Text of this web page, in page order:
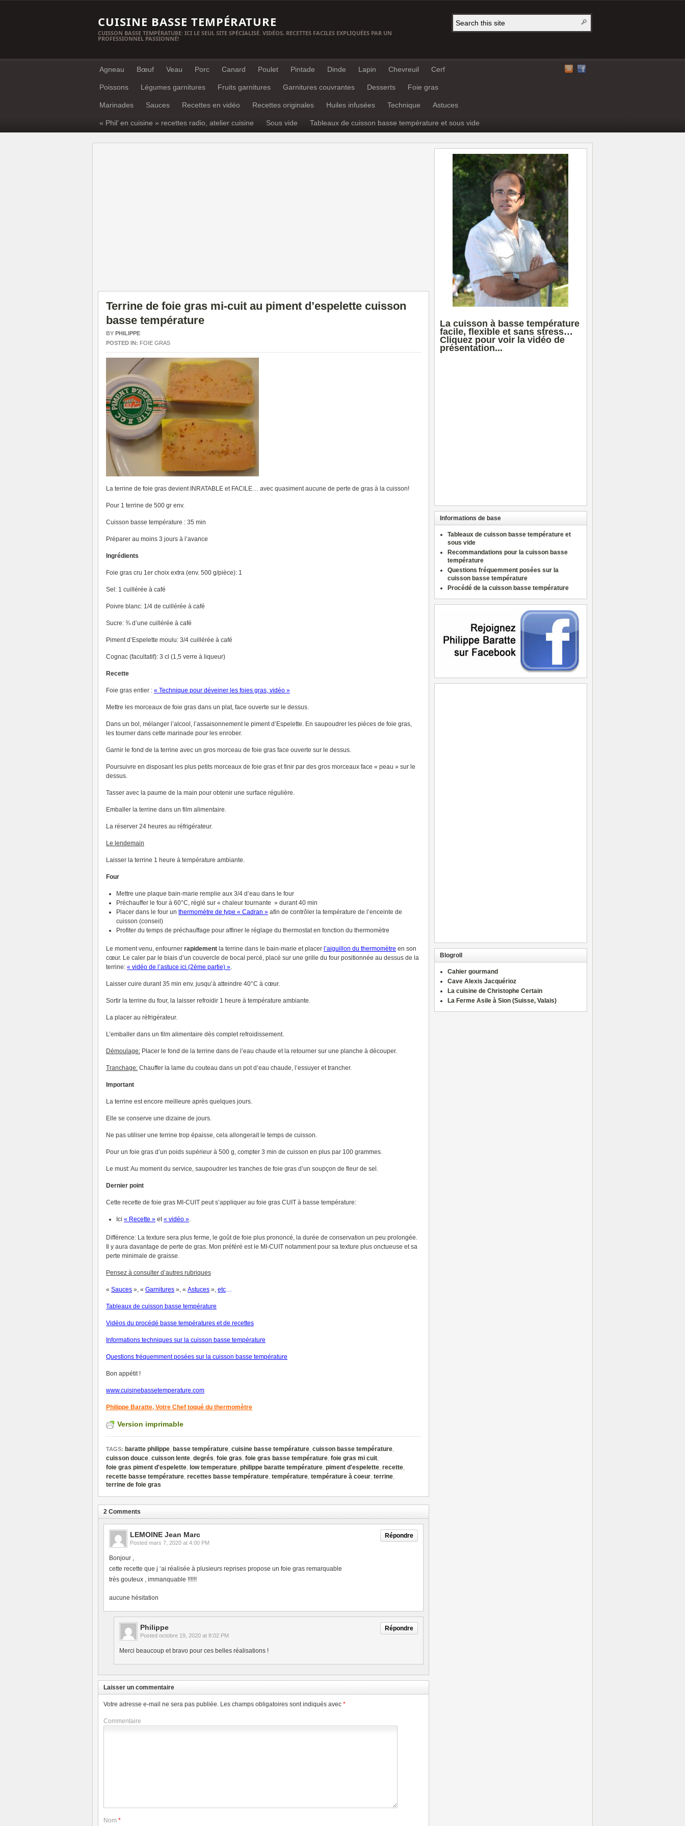
CUISINE BASSE TEMPÉRATURE
CUISSON BASSE TEMPÉRATURE: ICI LE SEUL SITE SPÉCIALISÉ. VIDÉOS, RECETTES FACILES EXPLIQUÉES PAR UN
PROFESSIONNEL PASSIONNÉ!
Agneau Bœuf Veau Porc Canard Poulet Pintade Dinde Lapin Chevreuil Cerf
Poissons Légumes garnitures Fruits garnitures Garnitures couvrantes Desserts Foie gras
Marinades Sauces Recettes en vidéo Recettes originales Huiles infusées Technique Astuces
« Phil’ en cuisine » recettes radio, atelier cuisine Sous vide Tableaux de cuisson basse température et sous vide
Terrine de foie gras mi-cuit au piment d’espelette cuisson
basse température
BY PHILIPPE
POSTED IN: FOIE GRAS
La terrine de foie gras devient INRATABLE et FACILE… avec quasiment aucune de perte de gras à la cuisson!
Pour 1 terrine de 500 gr env.
Cuisson basse température : 35 min
Préparer au moins 3 jours à l’avance
Ingrédients
Foie gras cru 1er choix extra (env. 500 g/pièce): 1
Sel: 1 cuillérée à café
Poivre blanc: 1/4 de cuillérée à café
Sucre: ¾ d’une cuillérée à café
Piment d’Espelette moulu: 3/4 cuillérée à café
Cognac (facultatif): 3 cl (1,5 verre à liqueur)
Recette
Foie gras entier : « Technique pour déveiner les foies gras, vidéo »
Mettre les morceaux de foie gras dans un plat, face ouverte sur le dessus.
Dans un bol, mélanger l’alcool, l’assaisonnement le piment d’Espelette. En saupoudrer les pièces de foie gras,
les tourner dans cette marinade pour les enrober.
Garnir le fond de la terrine avec un gros morceau de foie gras face ouverte sur le dessus.
Poursuivre en disposant les plus petits morceaux de foie gras et finir par des gros morceaux face « peau » sur le
dessus.
Tasser avec la paume de la main pour obtenir une surface régulière.
Emballer la terrine dans un film alimentaire.
La réserver 24 heures au réfrigérateur.
Le lendemain
Laisser la terrine 1 heure à température ambiante.
Four
Mettre une plaque bain-marie remplie aux 3/4 d’eau dans le four
Préchauffer le four à 60°C, réglé sur « chaleur tournante » durant 40 min
Placer dans le four un thermomètre de type « Cadran » afin de contrôler la température de l’enceinte de
cuisson (conseil)
Profiter du temps de préchauffage pour affiner le réglage du thermostat en fonction du thermomètre
Le moment venu, enfourner rapidement la terrine dans le bain-marie et placer l’aiguillon du thermomètre en son
cœur. Le caler par le biais d’un couvercle de bocal percé, placé sur une grille du four positionnée au dessus de la
terrine: « vidéo de l’astuce ici (2ème partie) ».
Laisser cuire durant 35 min env. jusqu’à atteindre 40°C à cœur.
Sortir la terrine du four, la laisser refroidir 1 heure à température ambiante.
La placer au réfrigérateur.
L’emballer dans un film alimentaire dès complet refroidissement.
Démoulage: Placer le fond de la terrine dans de l’eau chaude et la retourner sur une planche à découper.
Tranchage: Chauffer la lame du couteau dans un pot d’eau chaude, l’essuyer et trancher.
Important
La terrine est encore meilleure après quelques jours.
Elle se conserve une dizaine de jours.
Ne pas utiliser une terrine trop épaisse, cela allongerait le temps de cuisson.
Pour un foie gras d’un poids supérieur à 500 g, compter 3 min de cuisson en plus par 100 grammes.
Le must: Au moment du service, saupoudrer les tranches de foie gras d’un soupçon de fleur de sel.
Dernier point
Cette recette de foie gras MI-CUIT peut s’appliquer au foie gras CUIT à basse température:
Ici « Recette » et« vidéo ».
Différence: La texture sera plus ferme, le goût de foie plus prononcé, la durée de conservation un peu prolongée.
Il y aura davantage de perte de gras. Mon préféré est le MI-CUIT notamment pour sa texture plus onctueuse et sa
perte minimale de graisse.
Pensez à consulter d’autres rubriques
« Sauces », « Garnitures », « Astuces », etc…
Tableaux de cuisson basse température
Vidéos du procédé basse températures et de recettes
Informations techniques sur la cuisson basse température
Questions fréquemment posées sur la cuisson basse température
Bon appétit !
www.cuisinebassetemperature.com
Philippe Baratte, Votre Chef toqué du thermomètre
Version imprimable
TAGS: baratte philippe, basse température, cuisine basse température, cuisson basse température,
cuisson douce, cuisson lente, degrés, foie gras, foie gras basse température, foie gras mi cuit,
foie gras piment d'espelette, low temperature, philippe baratte température, piment d'espelette, recette,
recette basse température, recettes basse température, température, température à coeur, terrine,
terrine de foie gras
2 Comments
Répondre
LEMOINE Jean Marc
Posted mars 7, 2020 at 4:00 PM
Bonjour ,
cette recette que j ‘ai réalisée à plusieurs reprises propose un foie gras remarquable
très gouteux , immanquable !!!!!!
aucune hésitation
Répondre
Philippe
Posted octobre 19, 2020 at 8:02 PM
Merci beaucoup et bravo pour ces belles réalisations !
Laisser un commentaire
Votre adresse e-mail ne sera pas publiée. Les champs obligatoires sont indiqués avec *
Commentaire
Nom *
La cuisson à basse température
facile, flexible et sans stress…
Cliquez pour voir la vidéo de
présentation...
Informations de base
Tableaux de cuisson basse température et
sous vide
Recommandations pour la cuisson basse
température
Questions fréquemment posées sur la
cuisson basse température
Procédé de la cuisson basse température
Blogroll
Cahier gourmand
Cave Alexis Jacquérioz
La cuisine de Christophe Certain
La Ferme Asile à Sion (Suisse, Valais)